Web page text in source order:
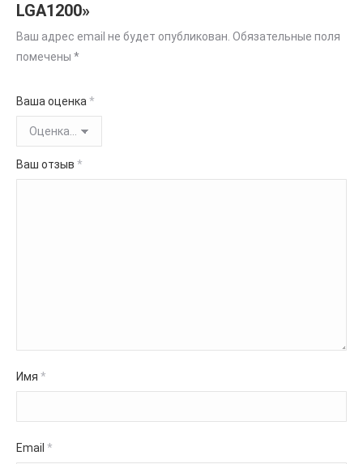
LGA1200»
Ваш адрес email не будет опубликован. Обязательные поля
помечены *
Ваша оценка *
Ваш отзыв *
Имя *
Email *